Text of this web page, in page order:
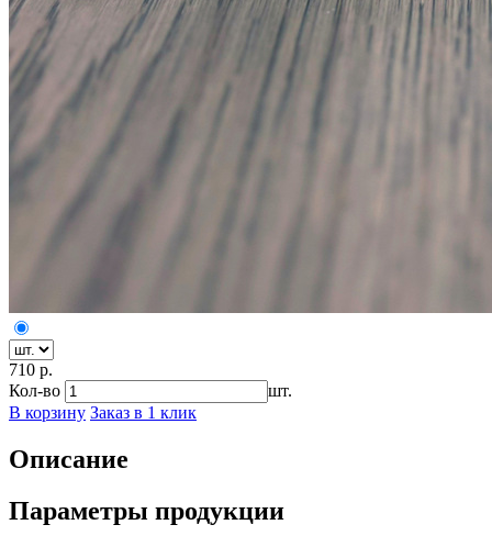
710 р.
Кол-во
шт.
В корзину Заказ в 1 клик
Описание
Параметры продукции